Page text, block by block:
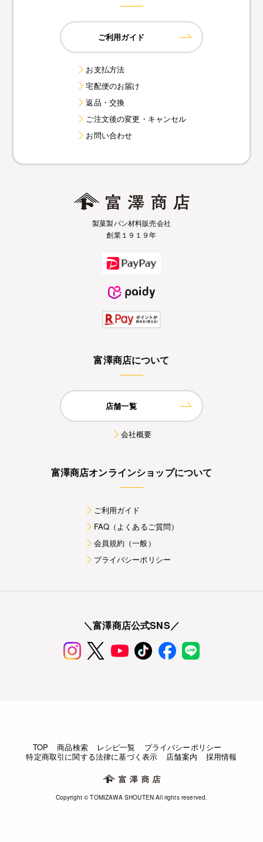
ご利用ガイド
お支払方法
宅配便のお届け
返品・交換
ご注文後の変更・キャンセル
お問い合わせ
製菓製パン材料販売会社
創業１９１９年
富澤商店について
店舗一覧
会社概要
富澤商店オンラインショップについて
ご利用ガイド
FAQ（よくあるご質問）
会員規約（一般）
プライバシーポリシー
＼富澤商店公式SNS／
TOP 商品検索 レシピ一覧
プライバシーポリシー
特定商取引に関する法律に基づく表示
店舗案内 採用情報
Copyright © TOMIZAWA SHOUTEN All rights reserved.